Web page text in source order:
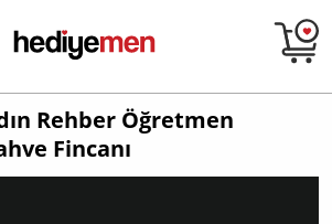
Rehber Öğretmen
Fincanı